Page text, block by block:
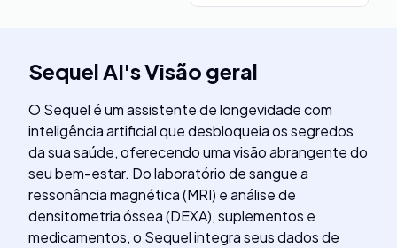
Sequel AI'sVisão geral
O Sequel é um assistente de longevidade com
inteligência artificial que desbloqueia os segredos
da sua saúde, oferecendo uma visão abrangente do
seu bem-estar. Do laboratório de sangue a
ressonância magnética (MRI) e análise de
densitometria óssea (DEXA), suplementos e
medicamentos, o Sequel integra seus dados de